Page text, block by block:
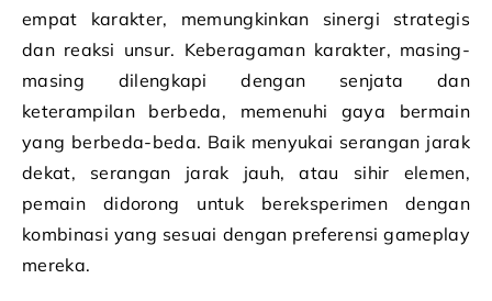
empat karakter, memungkinkan sinergi strategis
dan reaksi unsur. Keberagaman karakter, masing-
masing dilengkapi dengan senjata dan
keterampilan berbeda, memenuhi gaya bermain
yang berbeda-beda. Baik menyukai serangan jarak
dekat, serangan jarak jauh, atau sihir elemen,
pemain didorong untuk bereksperimen dengan
kombinasi yang sesuai dengan preferensi gameplay
mereka.